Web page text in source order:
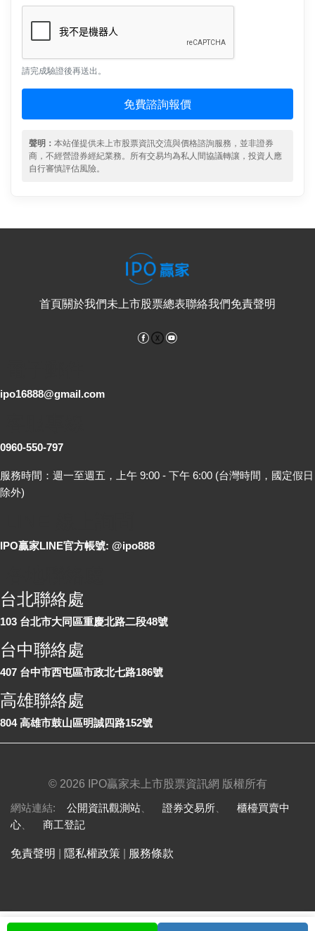
請完成驗證後再送出。
免費諮詢報價
聲明： 本站僅提供未上市股票資訊交流與價格諮詢服務，並非證券
商，不經營證券經紀業務。所有交易均為私人間協議轉讓，投資人應
自行審慎評估風險。
首頁關於我們未上市股票總表聯絡我們免責聲明
Facebook
ipo16888@gmail.com
0960-550-797
服務時間：週一至週五，上午 9:00 - 下午 6:00 (台灣時間，國定假日
除外)
IPO贏家LINE官方帳號: @ipo888
台北聯絡處
103 台北市大同區重慶北路二段48號
台中聯絡處
407 台中市西屯區市政北七路186號
高雄聯絡處
804 高雄市鼓山區明誠四路152號
© 2026 IPO贏家未上市股票資訊網 版權所有
網站連結: 公開資訊觀測站 證券交易所
櫃檯買賣中
心
商工登記
免責聲明 隱私權政策 服務條款